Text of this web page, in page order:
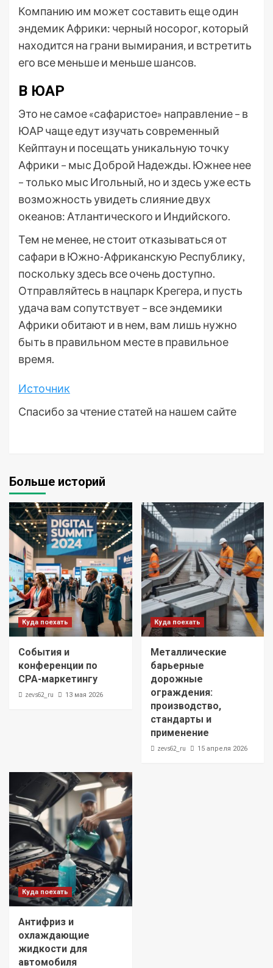
Компанию им может составить еще один
эндемик Африки: черный носорог, который
находится на грани вымирания, и встретить
его все меньше и меньше шансов.
В ЮАР
Это не самое «сафаристое» направление – в
ЮАР чаще едут изучать современный
Кейптаун и посещать уникальную точку
Африки – мыс Доброй Надежды. Южнее нее
– только мыс Игольный, но и здесь уже есть
возможность увидеть слияние двух
океанов: Атлантического и Индийского.
Тем не менее, не стоит отказываться от
сафари в Южно-Африканскую Республику,
поскольку здесь все очень доступно.
Отправляйтесь в нацпарк Крегера, и пусть
удача вам сопутствует – все эндемики
Африки обитают и в нем, вам лишь нужно
быть в правильном месте в правильное
время.
Источник
Спасибо за чтение статей на нашем сайте
Больше историй
Куда поехать
События и
конференции по
CPA-маркетингу
zevs62_ru 13 мая 2026
Куда поехать
Металлические
барьерные
дорожные
ограждения:
производство,
стандарты и
применение
zevs62_ru 15 апреля 2026
Куда поехать
Антифриз и
охлаждающие
жидкости для
автомобиля